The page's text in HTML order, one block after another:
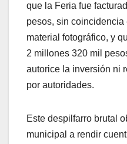
que la Feria fue
pesos, sin coincidencia
material fotográfico, y
2 millones 320 mil
autorice la inversión ni
por autoridades.
Este despilfarro brutal
municipal a rendir